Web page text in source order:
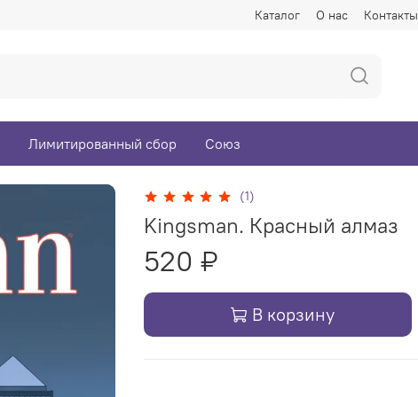
Каталог О нас Контакты
Лимитированный сбор Союз
(1)
Kingsman. Красный алмаз
520 ₽
В корзину